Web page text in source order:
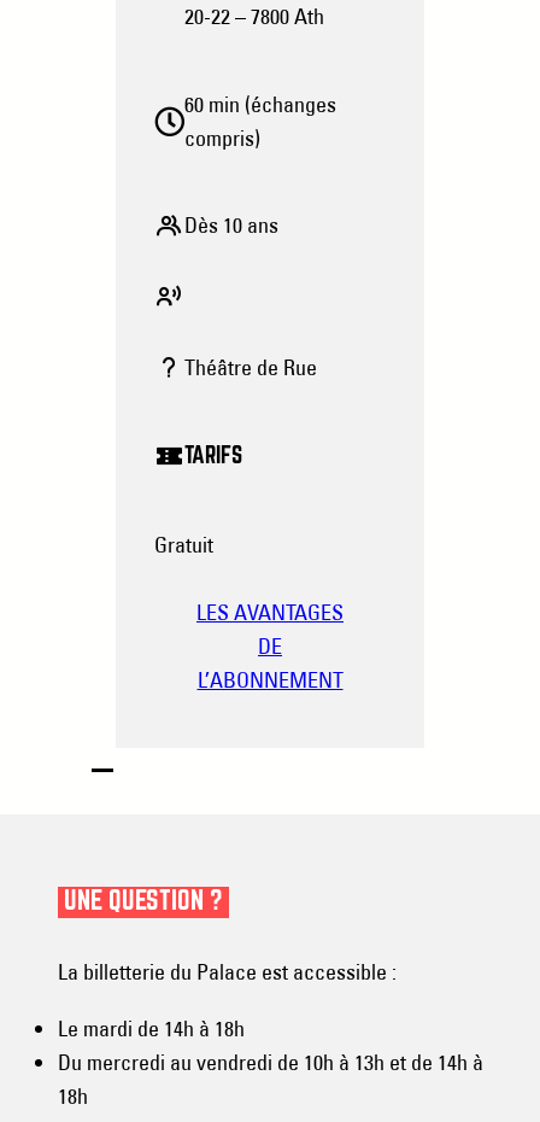
20-22 – 7800 Ath
60 min (échanges
compris)
Dès 10 ans
Théâtre de Rue
TARIFS
Gratuit
LES AVANTAGES
DE
L’ABONNEMENT
UNE QUESTION ?
La billetterie du Palace est accessible :
Le mardi de 14h à 18h
Du mercredi au vendredi de 10h à 13h et de 14h à
18h